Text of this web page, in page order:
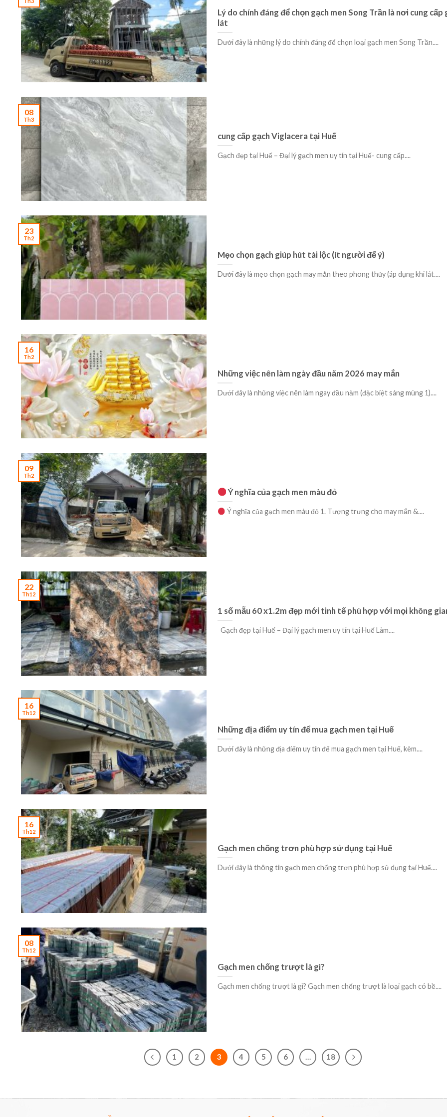
Lý do chính đáng để chọn gạch men Song Trần là nơi cung cấp
lát
Dưới đây là những lý do chính đáng để chọn loại gạch men Song Trần....
cung cấp gạch Viglacera tại Huế
Gạch đẹp tại Huế – Đại lý gạch men uy tín tại Huế- cung cấp....
08
Th3
Mẹo chọn gạch giúp hút tài lộc (ít người để ý)
Dưới đây là mẹo chọn gạch may mắn theo phong thủy (áp dụng khi lát....
23
Th2
Những việc nên làm ngày đầu năm 2026 may mắn
Dưới đây là những việc nên làm ngay đầu năm (đặc biệt sáng mùng 1)....
16
Th2
Ý nghĩa của gạch men màu đỏ
Ý nghĩa của gạch men màu đỏ 1. Tượng trưng cho may mắn &....
09
Th2
1 số mẫu 60 x1.2m đẹp mới tinh tế phù hợp với mọi không
Gạch đẹp tại Huế – Đại lý gạch men uy tín tại Huế Làm....
22
Th12
Những địa điểm uy tín để mua gạch men tại Huế
Dưới đây là những địa điểm uy tín để mua gạch men tại Huế, kèm....
16
Th12
Gạch men chống trơn phù hợp sử dụng tại Huế
Dưới đây là thông tin gạch men chống trơn phù hợp sử dụng tại Huế....
16
Th12
Gạch men chống trượt là gì?
Gạch men chống trượt là gì? Gạch men chống trượt là loại gạch có bề....
08
Th12
1 2 3 4 5 6 … 18